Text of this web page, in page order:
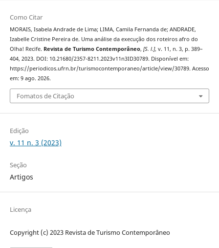
Como Citar
MORAIS, Isabela Andrade de Lima; LIMA, Camila Fernanda de; ANDRADE,
Izabelle Cristine Pereira de. Uma análise da execução dos roteiros afro do
Olha! Recife. Revista de Turismo Contemporâneo, [S. l.], v. 11, n. 3, p. 389–
404, 2023. DOI: 10.21680/2357-8211.2023v11n3ID30789. Disponível em:
https://periodicos.ufrn.br/turismocontemporaneo/article/view/30789. Acesso
em: 9 ago. 2026.
Fomatos de Citação
Edição
v. 11 n. 3 (2023)
Seção
Artigos
Licença
Copyright (c) 2023 Revista de Turismo Contemporâneo